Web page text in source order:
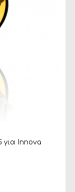
για Innova